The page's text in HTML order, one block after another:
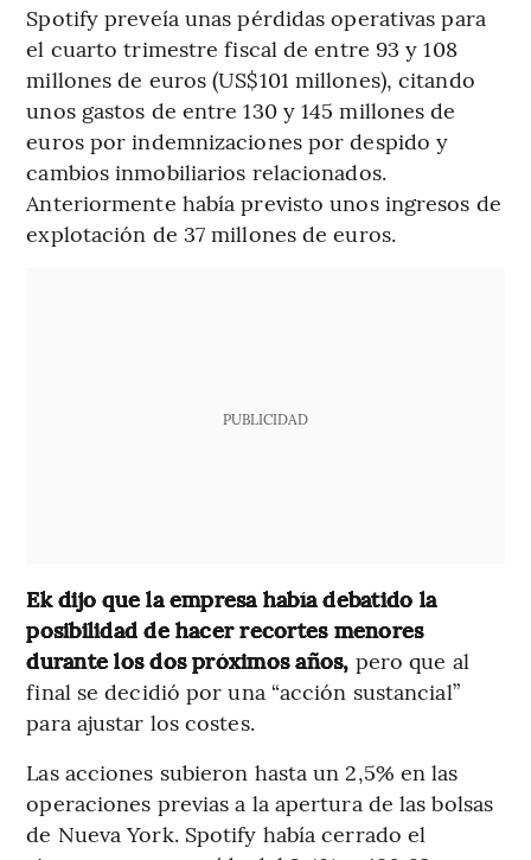
Spotify preveía unas pérdidas operativas para
el cuarto trimestre fiscal de entre 93 y 108
millones de euros (US$101 millones), citando
unos gastos de entre 130 y 145 millones de
euros por indemnizaciones por despido y
cambios inmobiliarios relacionados.
Anteriormente había previsto unos ingresos de
explotación de 37 millones de euros.
PUBLICIDAD
Ek dijo que la empresa había debatido la
posibilidad de hacer recortes menores
durante los dos próximos años, pero que al
final se decidió por una “acción sustancial”
para ajustar los costes.
Las acciones subieron hasta un 2,5% en las
operaciones previas a la apertura de las bolsas
de Nueva York. Spotify había cerrado el